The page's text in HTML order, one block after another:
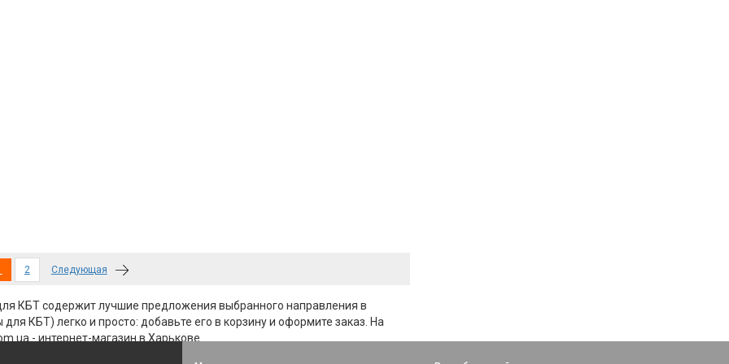
(current)
2 Следующая
КБТ содержит лучшие предложения выбранного направления в
КБТ) легко и просто: добавьте его в корзину и оформите заказ. На
- интернет-магазин в Харькове.